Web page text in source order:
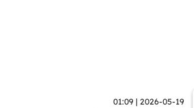
2026-05-19 | 01:09